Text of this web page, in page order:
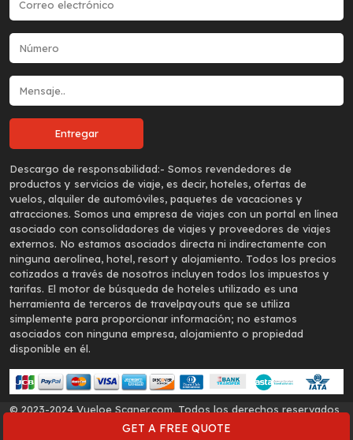
GET A FREE QUOTE
Descargo de responsabilidad:- Somos revendedores de
productos y servicios de viaje, es decir, hoteles, ofertas de
vuelos, alquiler de automóviles, paquetes de vacaciones y
atracciones. Somos una empresa de viajes con un portal en línea
asociado con consolidadores de viajes y proveedores de viajes
externos. No estamos asociados directa ni indirectamente con
ninguna aerolínea, hotel, resort y alojamiento. Todos los precios
cotizados a través de nosotros incluyen todos los impuestos y
tarifas. El motor de búsqueda de hoteles utilizado es una
herramienta de terceros de travelpayouts que se utiliza
simplemente para proporcionar información; no estamos
asociados con ninguna empresa, alojamiento o propiedad
disponible en él.
© 2023-2024 Vueloe Scaner.com. Todos los derechos reservados
- (IATA code - 14014276)